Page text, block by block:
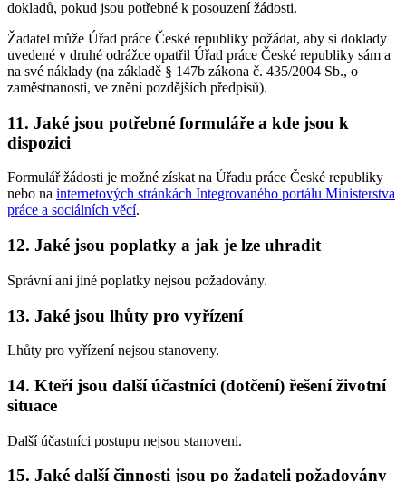
dokladů, pokud jsou potřebné k posouzení žádosti.
Žadatel může Úřad práce České republiky požádat, aby si doklady
uvedené v druhé odrážce opatřil Úřad práce České republiky sám a
na své náklady (na základě § 147b zákona č. 435/2004 Sb., o
zaměstnanosti, ve znění pozdějších předpisů).
11. Jaké jsou potřebné formuláře a kde jsou k
dispozici
Formulář žádosti je možné získat na Úřadu práce České republiky
nebo na internetových stránkách Integrovaného portálu Ministerstva
práce a sociálních věcí.
12. Jaké jsou poplatky a jak je lze uhradit
Správní ani jiné poplatky nejsou požadovány.
13. Jaké jsou lhůty pro vyřízení
Lhůty pro vyřízení nejsou stanoveny.
14. Kteří jsou další účastníci (dotčení) řešení životní
situace
Další účastníci postupu nejsou stanoveni.
15. Jaké další činnosti jsou po žadateli požadovány